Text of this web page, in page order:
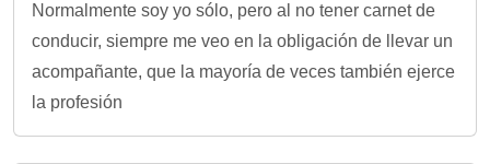
Normalmente soy yo sólo, pero al no tener carnet de
conducir, siempre me veo en la obligación de llevar un
acompañante, que la mayoría de veces también ejerce
la profesión